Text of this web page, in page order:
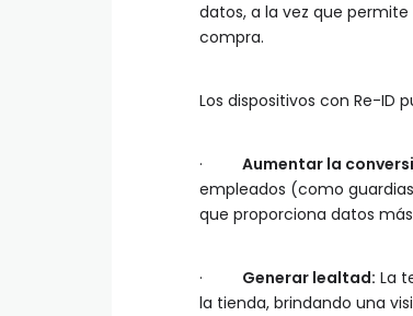
datos, a la vez que
compra.
Los dispositivos con Re-ID
· Aumentar la
empleados (como
que proporciona datos
· Generar lealtad: La
la tienda, brindando una